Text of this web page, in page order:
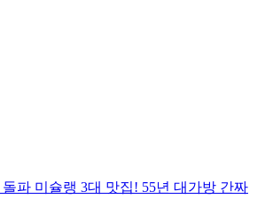
파 미슐랭 3대 맛집! 55년 대가방 간짜